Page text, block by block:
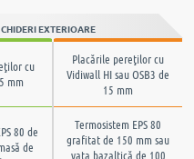
EXTERIOARE
cu
mm
Placările pereţilor cu
Vidiwall HI sau OSB3 de
15 mm
80 de
de
Termosistem EPS 80
grafitat de 150 mm sau
vata bazaltică de 100